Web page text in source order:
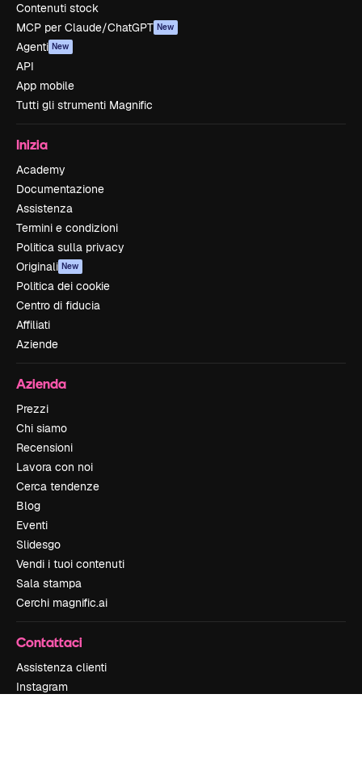
Contenuti stock
MCP per Claude/ChatGPT New
Agenti New
API
App mobile
Tutti gli strumenti Magnific
Inizia
Academy
Documentazione
Assistenza
Termini e condizioni
Politica sulla privacy
Originali New
Politica dei cookie
Centro di fiducia
Affiliati
Aziende
Azienda
Prezzi
Chi siamo
Recensioni
Lavora con noi
Cerca tendenze
Blog
Eventi
Slidesgo
Vendi i tuoi contenuti
Sala stampa
Cerchi magnific.ai
Contattaci
Assistenza clienti
Instagram